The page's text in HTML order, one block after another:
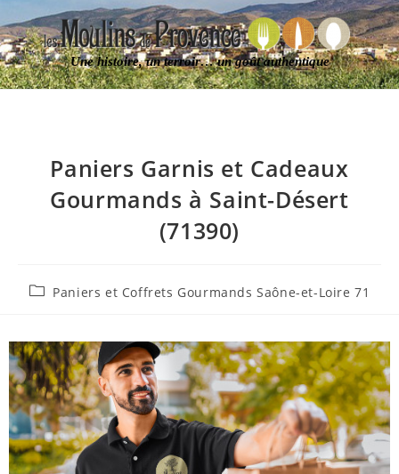
Une histoire, un terroir… un goût authentique
Paniers Garnis et Cadeaux
Gourmands à Saint-Désert
(71390)
Paniers et Coffrets Gourmands Saône-et-Loire 71